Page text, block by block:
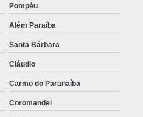
Pompéu
Além Paraíba
Santa Bárbara
Cláudio
Carmo do Paranaíba
Coromandel